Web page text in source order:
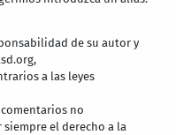
de su autor y
a las leyes
no
el derecho a la